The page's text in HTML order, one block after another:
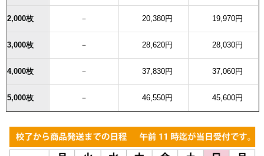
2,000枚 － 20,380円 19,970円
3,000枚 － 28,620円 28,030円
4,000枚 － 37,830円 37,060円
5,000枚 － 46,550円 45,600円